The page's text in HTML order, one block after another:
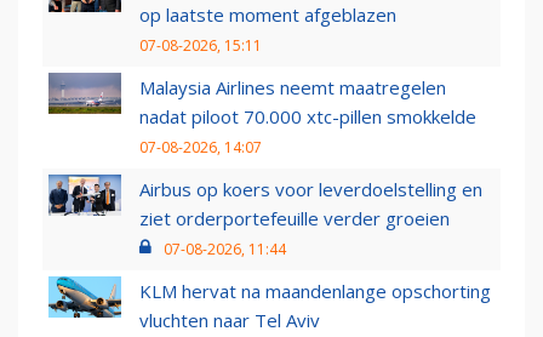
op laatste moment afgeblazen
07-08-2026, 15:11
Malaysia Airlines neemt maatregelen
nadat piloot 70.000 xtc-pillen smokkelde
07-08-2026, 14:07
Airbus op koers voor leverdoelstelling en
ziet orderportefeuille verder groeien
07-08-2026, 11:44
KLM hervat na maandenlange opschorting
vluchten naar Tel Aviv